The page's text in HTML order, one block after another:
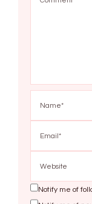
Notify me of